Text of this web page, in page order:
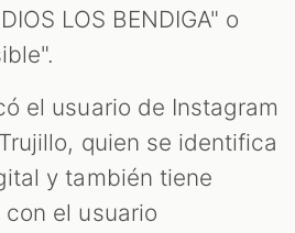
LOS BENDIGA" o
el usuario de Instagram
quien se identifica
y también tiene
con el usuario